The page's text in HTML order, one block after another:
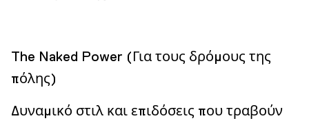
The Naked Power (Για τους δρόμους της
πόλης)
Δυναμικό στιλ και επιδόσεις που τραβούν